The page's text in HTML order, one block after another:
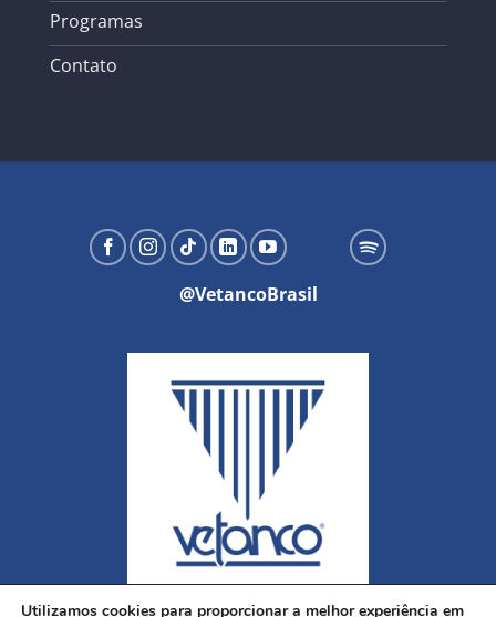
Programas
Contato
@VetancoBrasil
Utilizamos cookies para proporcionar a melhor experiência em